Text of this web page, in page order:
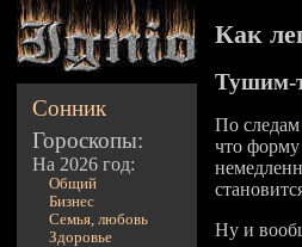
Сонник
Гороскопы:
На 2026 год:
Общий
Бизнес
Семья, любовь
Здоровье
Как
Тушим-
По следам
что
Ну и